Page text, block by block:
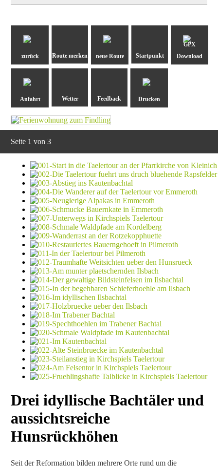
zurück neue Route
GPX
Download
Anfahrt Drucken
Seite 1 von 3
Drei idyllische Bachtäler und
aussichtsreiche
Hunsrückhöhen
Seit der Reformation bilden mehrere Orte rund um die